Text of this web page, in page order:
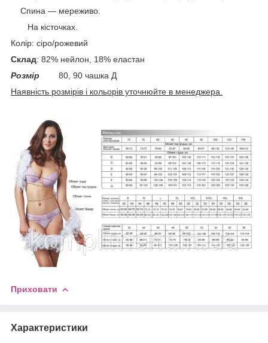
Спина — мереживо.
На кісточках.
Колір: сіро/рожевий
Склад: 82% нейлон, 18% еластан
Розмір 80, 90 чашка Д
Наявність розмірів і кольорів уточнюйте в менеджера.
Приховати
Характеристики